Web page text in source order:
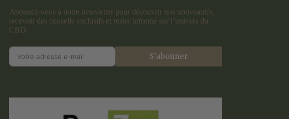
Abonnez-vous à notre newsletter pour découvrir nos nouveautés,
recevoir des conseils exclusifs et rester informé sur l’univers du
CBD.
S'abonner